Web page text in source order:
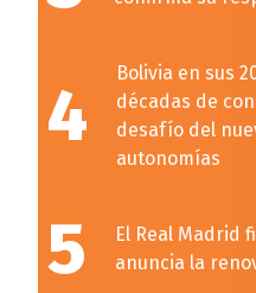
4
Bolivia en sus
décadas de
desafío del
autonomías
5
El Real Madrid
anuncia la